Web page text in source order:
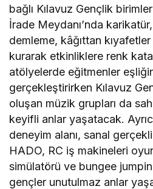
bağlı Kılavuz Gençlik
İrade Meydanı’nda
demleme, kâğıttan
kurarak etkinliklere renk
atölyelerde eğitmenler
gerçekleştirirken Kılavuz
oluşan müzik grupları da
keyifli anlar yaşatacak.
deneyim alanı, sanal
HADO, RC iş makineleri
simülatörü ve bungee
gençler unutulmaz anlar